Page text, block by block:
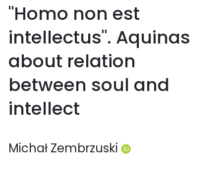
"Homo non est
intellectus". Aquinas
about relation
between soul and
intellect
Michał Zembrzuski